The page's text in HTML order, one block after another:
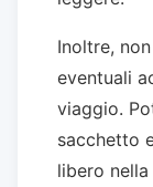
Inoltre,
eventuali
viaggio.
sacchetto
libero